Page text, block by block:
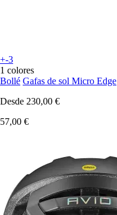
+-3
1 colores
Bollé Gafas de sol Micro Edge
Desde 230,00 €
57,00 €